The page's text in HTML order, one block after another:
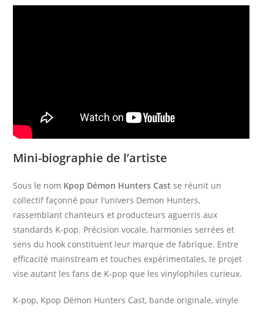
Mini-biographie de l’artiste
Sous le nom Kpop Démon Hunters Cast se réunit un
collectif façonné pour l’univers Demon Hunters,
rassemblant chanteurs et producteurs aguerris aux
standards K‑pop. Précision vocale, harmonies serrées et
sens du hook constituent leur marque de fabrique. Entre
efficacité mainstream et touches expérimentales, le projet
vise autant les fans de K‑pop que les vinylophiles curieux.
K-pop, Kpop Démon Hunters Cast, bande originale, vinyle